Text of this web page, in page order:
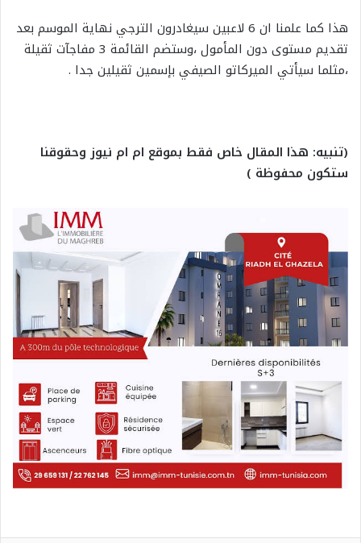
هذا كما علمنا ان 6 لاعبين سيغادرون الترجي نهاية الموسم بعد
تقديم مستوى دون المأمول ،وستضم القائمة 3 مفاجآت ثقيلة
،مثلما سيأتي الميركاتو الصيفي بإسمين ثقيلين جدا .
(تنبيه: هذا المقال خاص فقط بموقع ام ام نيوز وحقوقنا
ستكون محفوظة )